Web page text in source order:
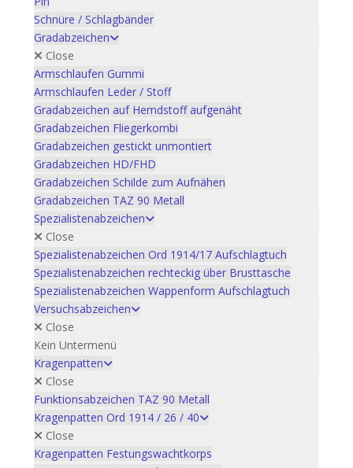
Schnüre / Schlagbänder
Gradabzeichen
Close
Armschlaufen Gummi
Armschlaufen Leder / Stoff
Gradabzeichen auf Hemdstoff aufgenäht
Gradabzeichen Fliegerkombi
Gradabzeichen gestickt unmontiert
Gradabzeichen HD/FHD
Gradabzeichen Schilde zum Aufnähen
Gradabzeichen TAZ 90 Metall
Spezialistenabzeichen
Close
Spezialistenabzeichen Ord 1914/17 Aufschlagtuch
Spezialistenabzeichen rechteckig über Brusttasche
Spezialistenabzeichen Wappenform Aufschlagtuch
Versuchsabzeichen
Close
Kein Untermenü
Kragenpatten
Close
Funktionsabzeichen TAZ 90 Metall
Kragenpatten Ord 1914 / 26 / 40
Close
Kragenpatten Festungswachtkorps